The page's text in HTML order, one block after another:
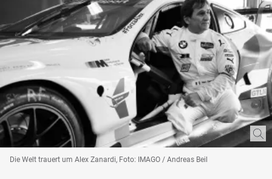
Die Welt trauert um Alex Zanardi, Foto: IMAGO / Andreas Beil